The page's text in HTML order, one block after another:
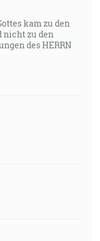
kam zu den
nicht zu den
des HERRN